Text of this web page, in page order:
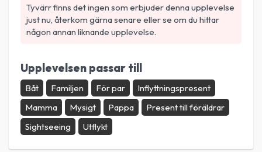
Tyvärr finns det ingen som erbjuder denna upplevelse
just nu, återkom gärna senare eller se om du hittar
någon annan liknande upplevelse.
Upplevelsen passar till
Båt Familjen För par
Inflyttningspresent
Mamma
Mysigt Pappa
Present till föräldrar
Sightseeing
Utflykt